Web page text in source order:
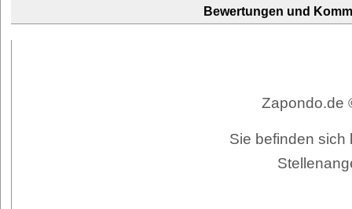
Bewertungen und
Zapondo.de
Sie befinden sich